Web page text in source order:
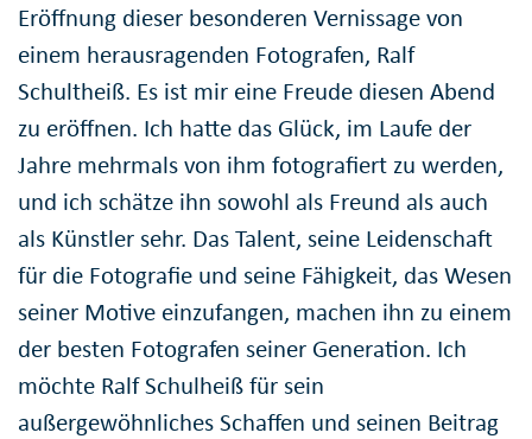
Eröffnung dieser besonderen Vernissage von
einem herausragenden Fotografen, Ralf
Schultheiß. Es ist mir eine Freude diesen Abend
zu eröffnen. Ich hatte das Glück, im Laufe der
Jahre mehrmals von ihm fotografiert zu werden,
und ich schätze ihn sowohl als Freund als auch
als Künstler sehr. Das Talent, seine Leidenschaft
für die Fotografie und seine Fähigkeit, das Wesen
seiner Motive einzufangen, machen ihn zu einem
der besten Fotografen seiner Generation. Ich
möchte Ralf Schulheiß für sein
außergewöhnliches Schaffen und seinen Beitrag